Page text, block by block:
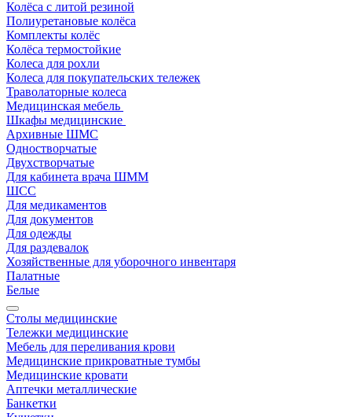
Колёса с литой резиной
Полиуретановые колёса
Комплекты колёс
Колёса термостойкие
Колеса для рохли
Колеса для покупательских тележек
Траволаторные колеса
Медицинская мебель
Шкафы медицинские
Архивные ШМС
Одностворчатые
Двухстворчатые
Для кабинета врача ШММ
ШСС
Для медикаментов
Для документов
Для одежды
Для раздевалок
Хозяйственные для уборочного инвентаря
Палатные
Белые
Столы медицинские
Тележки медицинские
Мебель для переливания крови
Медицинские прикроватные тумбы
Медицинские кровати
Аптечки металлические
Банкетки